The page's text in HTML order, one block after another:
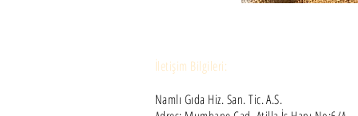
İletişim Bilgileri:
Namlı Gıda Hiz. San. Tic. A.S.